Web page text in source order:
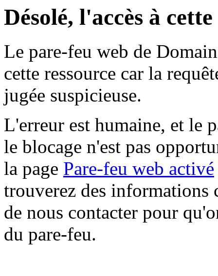
Désolé, l'accès à
Le pare-feu web de
cette ressource car la
jugée suspicieuse.
L'erreur est humaine, et le
le blocage n'est pas
la page Pare-feu web activé
trouverez des informations
de nous contacter pour
du pare-feu.